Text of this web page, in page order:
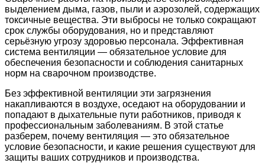
выделением дыма, газов, пыли и аэрозолей, содержащих
токсичные вещества. Эти выбросы не только сокращают
срок службы оборудования, но и представляют
серьёзную угрозу здоровью персонала. Эффективная
система вентиляции — обязательное условие для
обеспечения безопасности и соблюдения санитарных
норм на сварочном производстве.
Без эффективной вентиляции эти загрязнения
накапливаются в воздухе, оседают на оборудовании и
попадают в дыхательные пути работников, приводя к
профессиональным заболеваниям. В этой статье
разберем, почему вентиляция — это обязательное
условие безопасности, и какие решения существуют для
защиты ваших сотрудников и производства.